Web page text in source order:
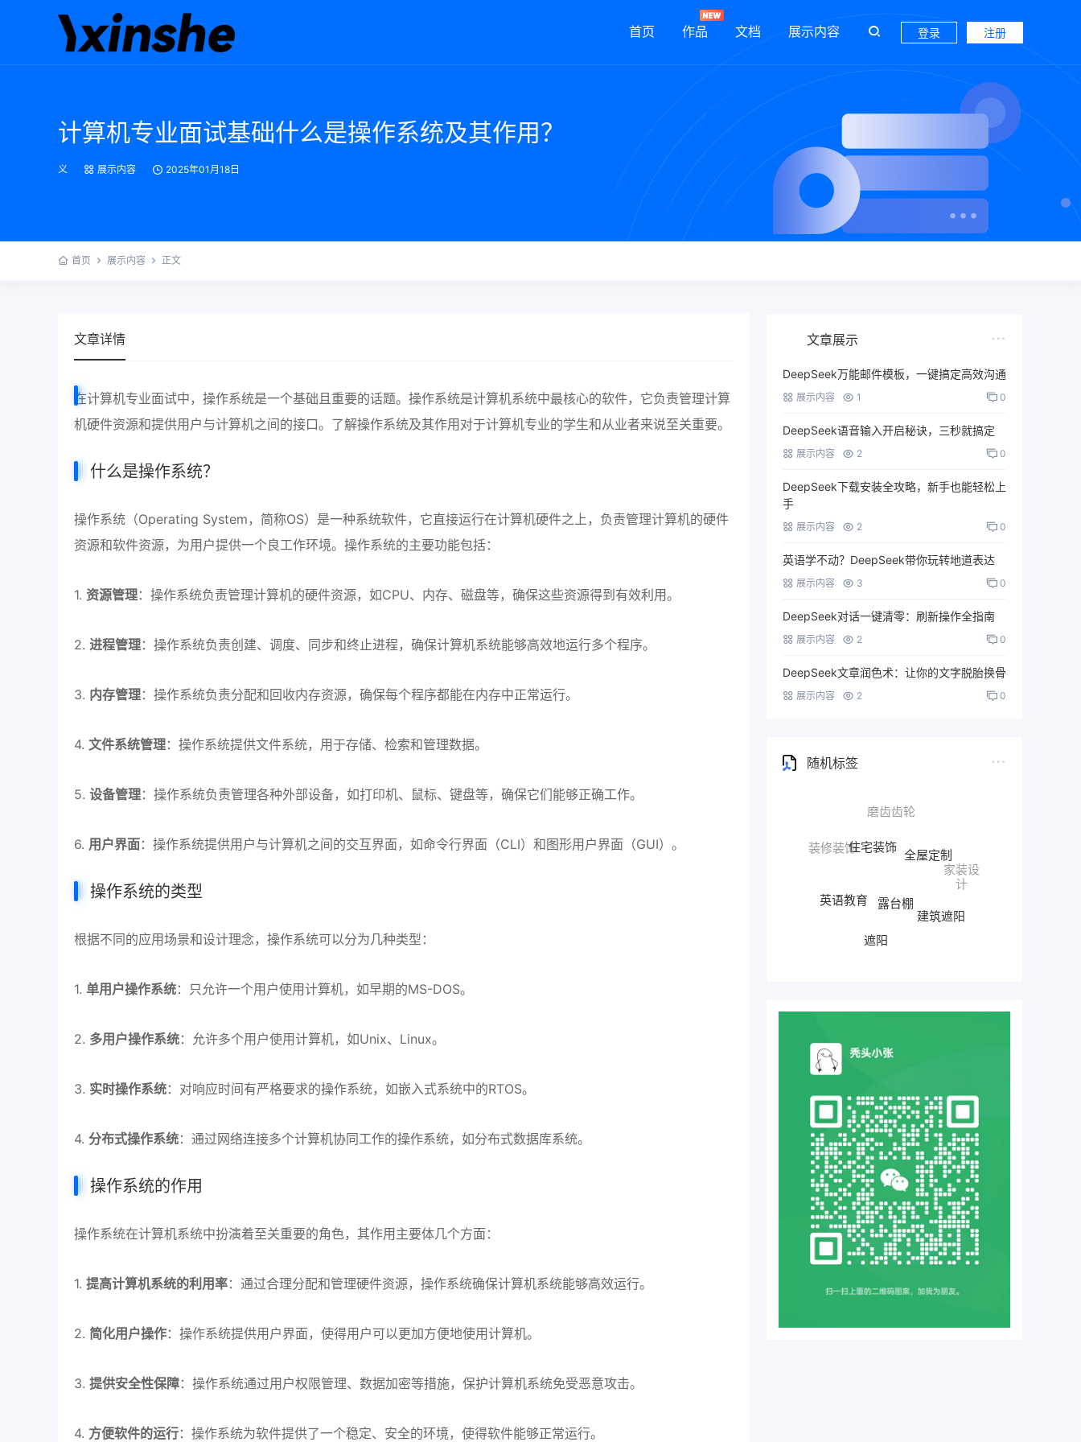
首页 作品 文档 展示内容 登录 注册
计算机专业面试基础什么是操作系统及其作用？
义 展示内容 2025年01月18日
首页 展示内容 正文
文章详情
在计算机专业面试中，操作系统是一个基础且重要的话题。操作系统是计算机系统中最核心的软件，它负责管理计算
机硬件资源和提供用户与计算机之间的接口。了解操作系统及其作用对于计算机专业的学生和从业者来说至关重要。
什么是操作系统？
操作系统（Operating System，简称OS）是一种系统软件，它直接运行在计算机硬件之上，负责管理计算机的硬件
资源和软件资源，为用户提供一个良工作环境。操作系统的主要功能包括：
1. 资源管理：操作系统负责管理计算机的硬件资源，如CPU、内存、磁盘等，确保这些资源得到有效利用。
2. 进程管理：操作系统负责创建、调度、同步和终止进程，确保计算机系统能够高效地运行多个程序。
3. 内存管理：操作系统负责分配和回收内存资源，确保每个程序都能在内存中正常运行。
4. 文件系统管理：操作系统提供文件系统，用于存储、检索和管理数据。
5. 设备管理：操作系统负责管理各种外部设备，如打印机、鼠标、键盘等，确保它们能够正确工作。
6. 用户界面：操作系统提供用户与计算机之间的交互界面，如命令行界面（CLI）和图形用户界面（GUI）。
操作系统的类型
根据不同的应用场景和设计理念，操作系统可以分为几种类型：
1. 单用户操作系统：只允许一个用户使用计算机，如早期的MS-DOS。
2. 多用户操作系统：允许多个用户使用计算机，如Unix、Linux。
3. 实时操作系统：对响应时间有严格要求的操作系统，如嵌入式系统中的RTOS。
4. 分布式操作系统：通过网络连接多个计算机协同工作的操作系统，如分布式数据库系统。
操作系统的作用
操作系统在计算机系统中扮演着至关重要的角色，其作用主要体几个方面：
1. 提高计算机系统的利用率：通过合理分配和管理硬件资源，操作系统确保计算机系统能够高效运行。
2. 简化用户操作：操作系统提供用户界面，使得用户可以更加方便地使用计算机。
3. 提供安全性保障：操作系统通过用户权限管理、数据加密等措施，保护计算机系统免受恶意攻击。
4. 方便软件的运行：操作系统为软件提供了一个稳定、安全的环境，使得软件能够正常运行。
文章展示
DeepSeek万能邮件模板，一键搞定高效沟通
展示内容 1 0
DeepSeek语音输入开启秘诀，三秒就搞定
展示内容 2 0
DeepSeek下载安装全攻略，新手也能轻松上
手
展示内容 2 0
英语学不动？DeepSeek带你玩转地道表达
展示内容 3 0
DeepSeek对话一键清零：刷新操作全指南
展示内容 2 0
DeepSeek文章润色术：让你的文字脱胎换骨
展示内容 2 0
随机标签
装修装饰
家装设
计
英语培训
雨棚
遮阳